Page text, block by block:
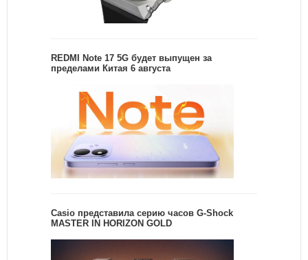
REDMI Note 17 5G будет выпущен за
пределами Китая 6 августа
Casio представила серию часов G-Shock
MASTER IN HORIZON GOLD